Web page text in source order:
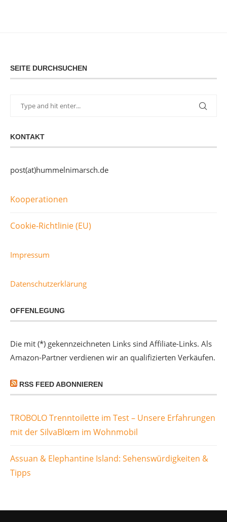
SEITE DURCHSUCHEN
KONTAKT
post(at)hummelnimarsch.de
Kooperationen
Cookie-Richtlinie (EU)
Impressum
Datenschutzerklärung
OFFENLEGUNG
Die mit (*) gekennzeichneten Links sind Affiliate-Links. Als
Amazon-Partner verdienen wir an qualifizierten Verkäufen.
RSS FEED ABONNIEREN
TROBOLO Trenntoilette im Test – Unsere Erfahrungen
mit der SilvaBlœm im Wohnmobil
Assuan & Elephantine Island: Sehenswürdigkeiten &
Tipps